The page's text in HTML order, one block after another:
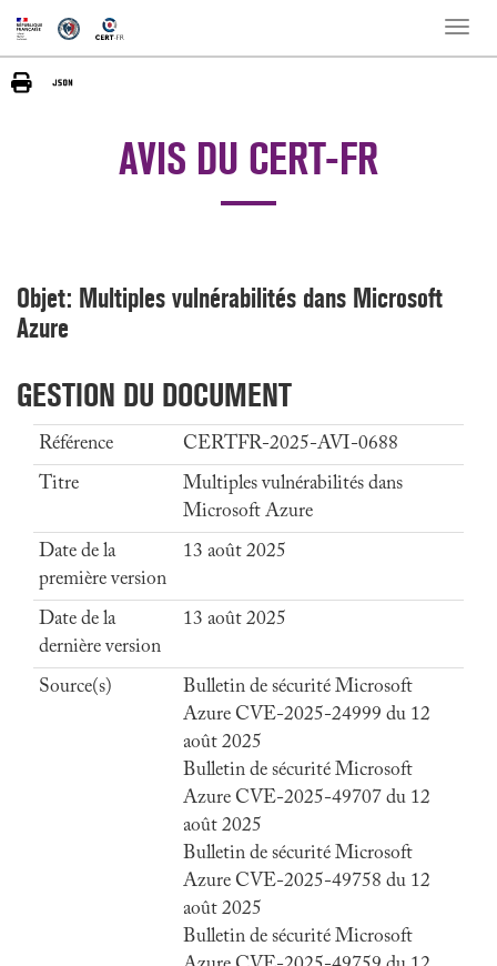
Toggle
AVIS DU CERT-FR
Objet: Multiples vulnérabilités dans Microsoft
Azure
GESTION DU DOCUMENT
Référence
CERTFR-2025-AVI-0688
Titre
Multiples vulnérabilités dans
Microsoft Azure
Date de la
première version
13 août 2025
Date de la
dernière version
13 août 2025
Source(s)
Bulletin de sécurité Microsoft
Azure CVE-2025-24999 du 12
août 2025
Bulletin de sécurité Microsoft
Azure CVE-2025-49707 du 12
août 2025
Bulletin de sécurité Microsoft
Azure CVE-2025-49758 du 12
août 2025
Bulletin de sécurité Microsoft